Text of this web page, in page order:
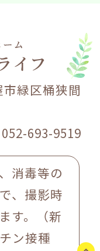
緑区桶狭間
693-9519
消毒等の
、撮影時
す。（新
ン接種